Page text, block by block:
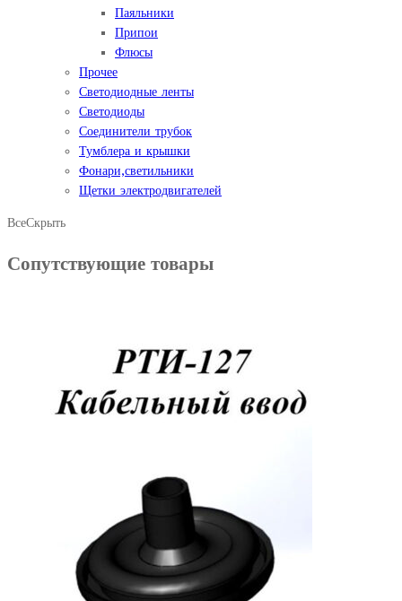
Паяльники
Припои
Флюсы
Прочее
Светодиодные ленты
Светодиоды
Соединители трубок
Тумблера и крышки
Фонари,светильники
Щетки электродвигателей
ВсеСкрыть
Сопутствующие товары